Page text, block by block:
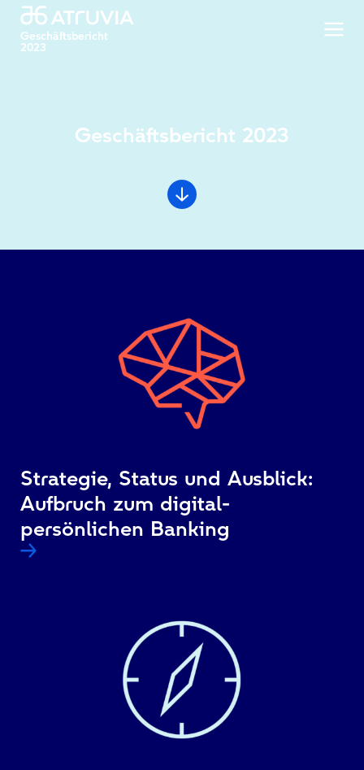
Geschäftsbericht
2023
Geschäftsbericht 2023
Strategie, Status und Ausblick:
Aufbruch zum digital-
persönlichen Banking